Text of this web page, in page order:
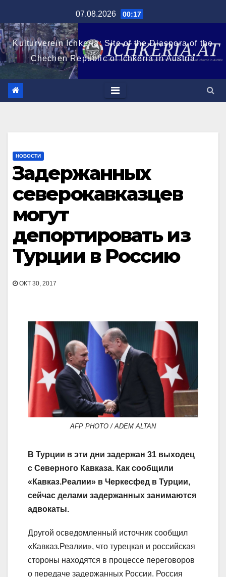
к
содержимому
07.08.2026 00:17
Kulturverein Ichkeria: Site of the Diaspora of the
Chechen Republic of Ichkeria in Austria
НОВОСТИ
Задержанных
северокавказцев
могут
депортировать из
Турции в Россию
ОКТ 30, 2017
AFP PHOTO / ADEM ALTAN
В Турции в эти дни задержан 31 выходец
с Северного Кавказа. Как сообщили
«Кавказ.Реалии» в Черкесфед в Турции,
сейчас делами задержанных занимаются
адвокаты.
Другой осведомленный источник сообщил
«Кавказ.Реалии», что турецкая и российская
стороны находятся в процессе переговоров
о передаче задержанных России. Россия